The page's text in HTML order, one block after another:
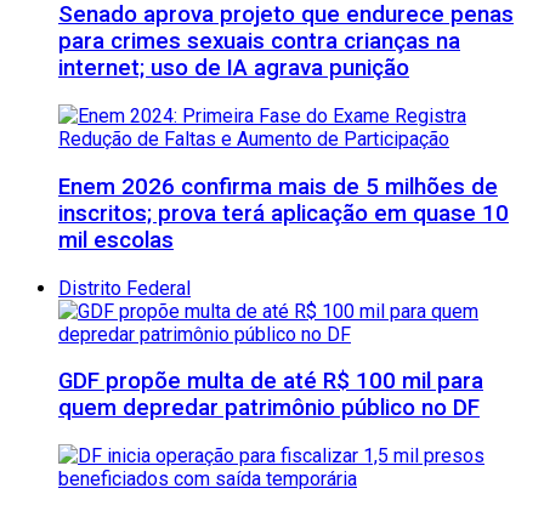
Senado aprova projeto que endurece penas
para crimes sexuais contra crianças na
internet; uso de IA agrava punição
Enem 2026 confirma mais de 5 milhões de
inscritos; prova terá aplicação em quase 10
mil escolas
Distrito Federal
GDF propõe multa de até R$ 100 mil para
quem depredar patrimônio público no DF